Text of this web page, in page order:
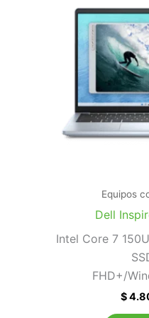
Equipos
Dell
Intel Core 7
FHD+/
$